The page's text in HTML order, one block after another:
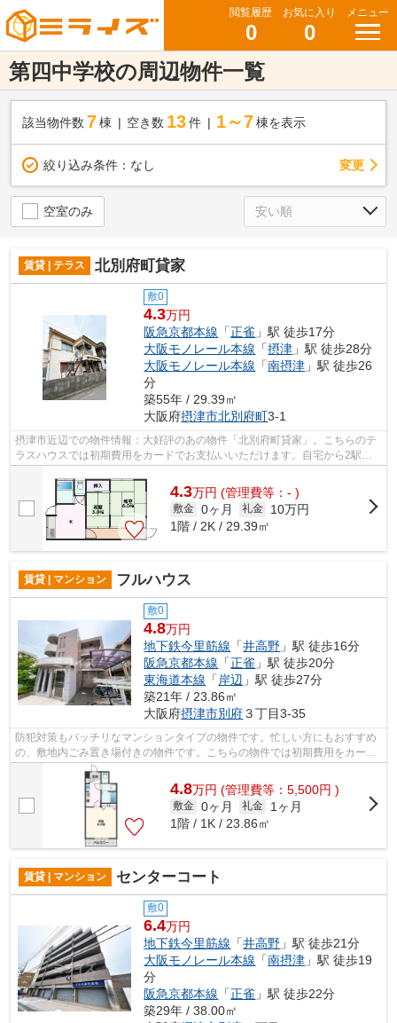
閲覧履歴
0
お気に入り
0
メニュー
第四中学校の周辺物件一覧
該当物件数 7棟 空き数 13 件 1～7 棟を表示
絞り込み条件： なし 変更
空室のみ
賃貸 | テラス 北別府町貸家
敷0
4.3万円
阪急京都本線 「正雀 」駅 徒歩17分
大阪モノレール本線 「摂津 」駅 徒歩28分
大阪モノレール本線 「南摂津 」駅 徒歩26
分
築55年 / 29.39㎡
大阪府摂津市北別府町3-1
摂津市近辺での物件情報：大好評のあの物件「北別府町貸家」。こちらのテ
ラスハウスでは初期費用をカードでお支払いいただけます。自宅から2駅利
4.3万円 (管理費等：- )
敷金 0ヶ月 礼金
10万円
1階 / 2K / 29.39㎡
賃貸 | マンション フルハウス
敷0
4.8万円
地下鉄今里筋線 「井高野 」駅 徒歩16分
阪急京都本線 「正雀 」駅 徒歩20分
東海道本線 「 岸辺 」駅 徒歩27分
築21年 / 23.86㎡
大阪府摂津市別府３丁目3-35
防犯対策もバッチリなマンションタイプの物件です。忙しい方にもおすすめ
の、敷地内ごみ置き場付きの物件です。こちらの物件では初期費用をカード
でお支払いいただけます。安心安全な...
4.8万円 (管理費等：5,500円 )
敷金 0ヶ月 礼金
1ヶ月
1階 / 1K / 23.86㎡
賃貸 | マンション センターコート
敷0
6.4万円
地下鉄今里筋線 「井高野 」駅 徒歩21分
大阪モノレール本線 「南摂津 」駅 徒歩19
分
阪急京都本線 「正雀 」駅 徒歩22分
築29年 / 38.00㎡